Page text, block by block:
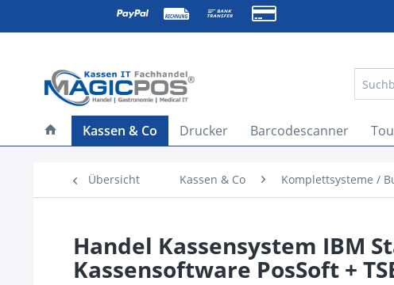
Kassen & Co Drucker Barcodescanner
Übersicht Kassen & Co Komplettsysteme /
Handel Kassensystem IBM
Kassensoftware PosSoft +